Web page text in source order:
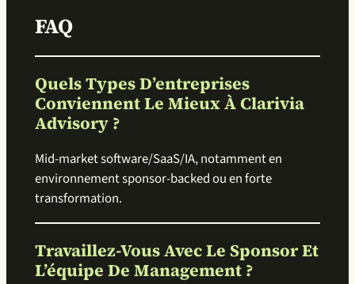
FAQ
Quels Types D’entreprises
Conviennent Le Mieux À Clarivia
Advisory ?
Mid-market software/SaaS/IA, notamment en
environnement sponsor-backed ou en forte
transformation.
Travaillez-Vous Avec Le Sponsor Et
L’équipe De Management ?